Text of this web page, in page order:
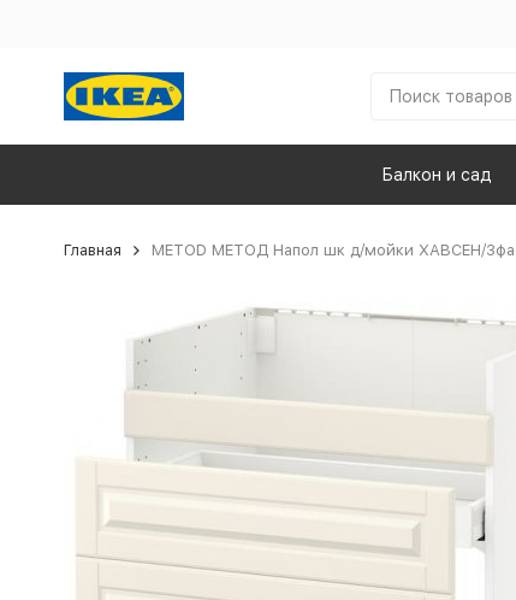
Балкон и сад
Главная METOD МЕТОД Напол шк д/мойки ХАВСЕН/